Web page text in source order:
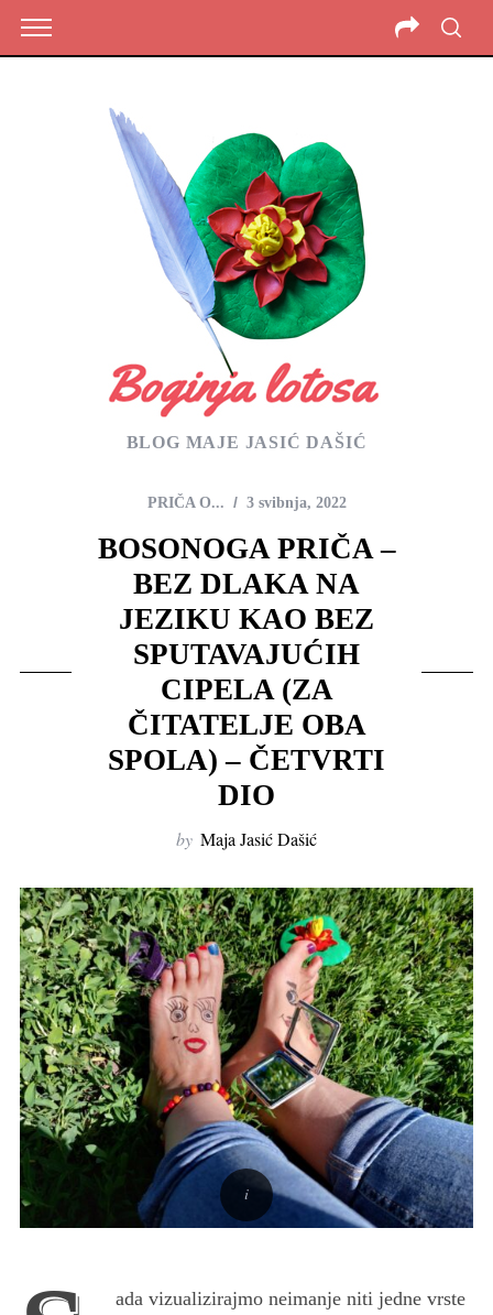
BLOG MAJE JASIĆ DAŠIĆ
PRIČA O... 3 svibnja, 2022
BOSONOGA PRIČA –
BEZ DLAKA NA
JEZIKU KAO BEZ
SPUTAVAJUĆIH
CIPELA (ZA
ČITATELJE OBA
SPOLA) – ČETVRTI
DIO
by Maja Jasić Dašić
ada vizualizirajmo neimanje niti jedne vrste